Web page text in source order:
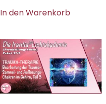
In den Warenkorb